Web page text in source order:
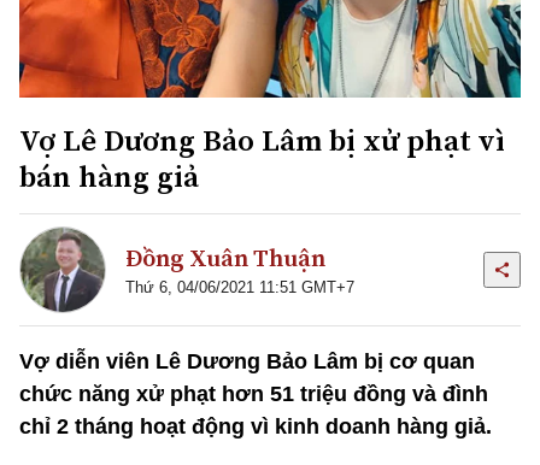
Vợ Lê Dương Bảo Lâm bị xử phạt vì
bán hàng giả
Đồng Xuân Thuận
Thứ 6, 04/06/2021 11:51 GMT+7
Vợ diễn viên Lê Dương Bảo Lâm bị cơ quan
chức năng xử phạt hơn 51 triệu đồng và đình
chỉ 2 tháng hoạt động vì kinh doanh hàng giả.